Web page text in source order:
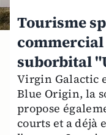
Tourisme
suborbital
Virgin Galactic
Blue Origin, la
propose
courts et a déjà